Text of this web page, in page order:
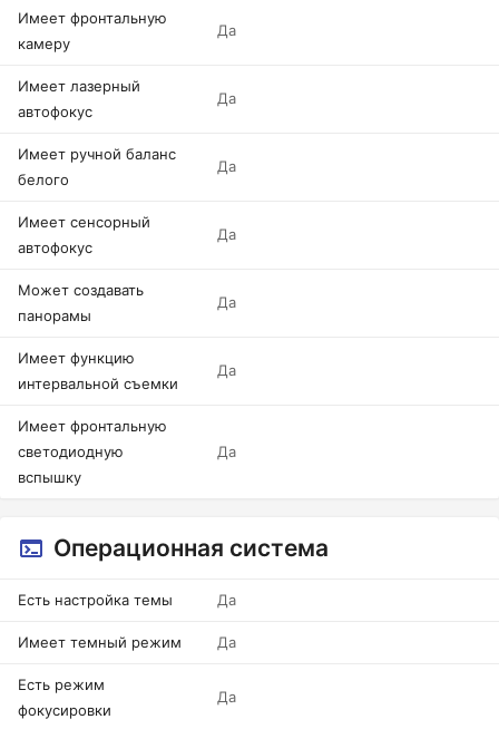
Имеет фронтальную
камеру
Да
Имеет лазерный
автофокус
Да
Имеет ручной баланс
белого
Да
Имеет сенсорный
автофокус
Да
Может создавать
панорамы
Да
Имеет функцию
интервальной съемки
Да
Имеет фронтальную
светодиодную
вспышку
Да
Операционная система
Есть настройка темы Да
Имеет темный режим Да
Есть режим
фокусировки
Да